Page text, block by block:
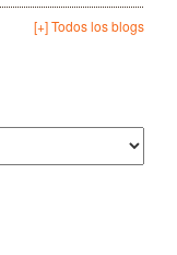
[+] Todos los blogs